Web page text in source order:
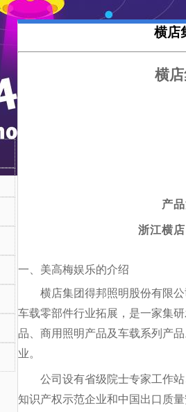
横店
横
产
浙江横
一、美高梅娱乐的介绍
横店集团得邦照明股份有限
车载零部件行业拓展，是一家集
品、商用照明产品及车载系列产
业。
公司设有省级院士专家工作
知识产权示范企业和中国出口质